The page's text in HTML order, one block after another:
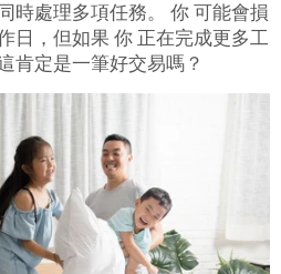
時處理多項任務。 你 可能會損
日，但如果 你 正在完成更多工
肯定是一筆好交易嗎？